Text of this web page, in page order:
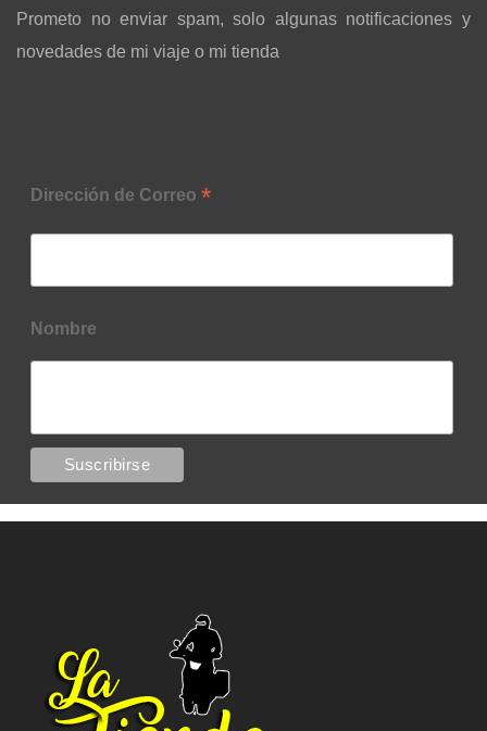
Prometo no enviar spam, solo algunas notificaciones y
novedades de mi viaje o mi tienda
Dirección de Correo *
Nombre